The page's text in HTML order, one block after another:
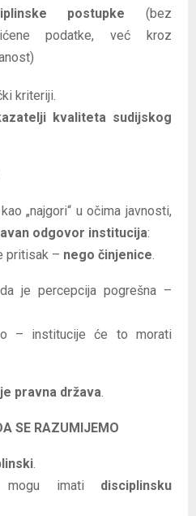
postupke (bez
podatke, već kroz
kriteriji.
kvaliteta sudijskog
„najgori“ u očima javnosti,
odgovor institucija:
pritisak – nego činjenice
je percepcija pogrešna –
– institucije će to morati
pravna država
SE RAZUMIJEMO
mogu imati disciplinsku